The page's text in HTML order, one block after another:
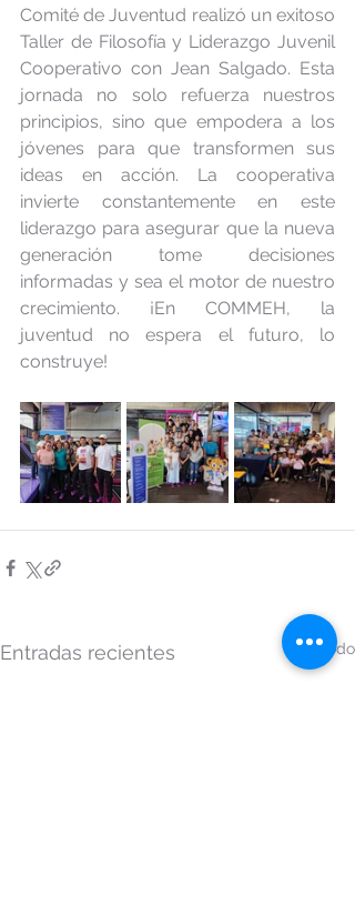
Comité de Juventud realizó un exitoso
Taller de Filosofía y Liderazgo Juvenil
Cooperativo con Jean Salgado. Esta
jornada no solo refuerza nuestros
principios, sino que empodera a los
jóvenes para que transformen sus
ideas en acción. La cooperativa
invierte constantemente en este
liderazgo para asegurar que la nueva
generación tome decisiones
informadas y sea el motor de nuestro
crecimiento. ¡En COMMEH, la
juventud no espera el futuro, lo
construye!
Entradas recientes Ver todo